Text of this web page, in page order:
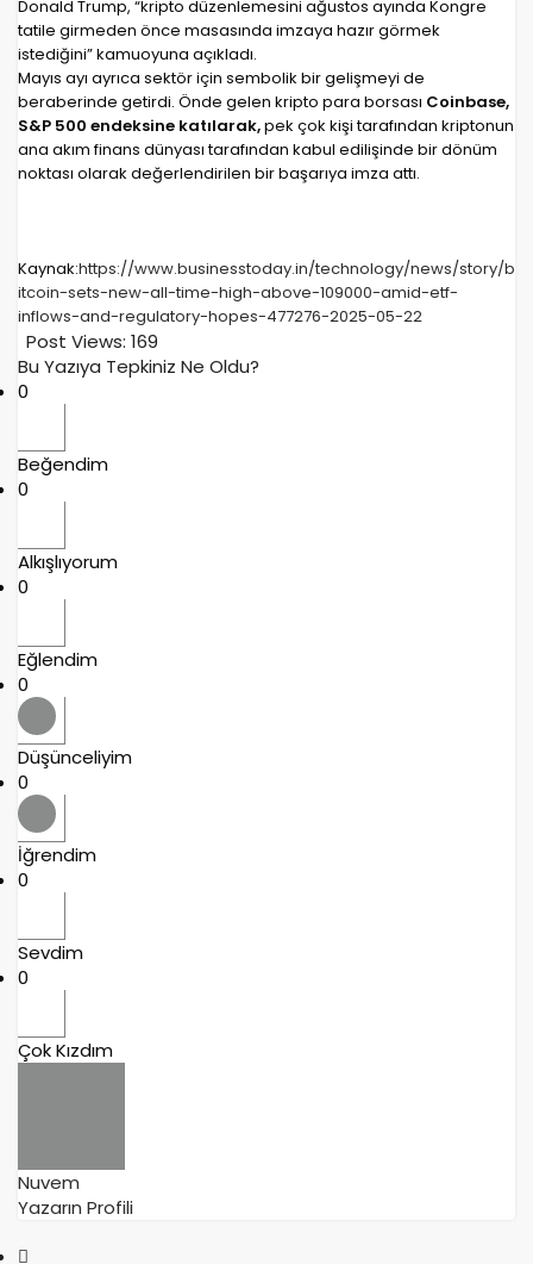
Donald Trump, “kripto düzenlemesini ağustos ayında Kongre
tatile girmeden önce masasında imzaya hazır görmek
istediğini” kamuoyuna açıkladı.
Mayıs ayı ayrıca sektör için sembolik bir gelişmeyi de
beraberinde getirdi. Önde gelen kripto para borsası Coinbase,
S&P 500 endeksine katılarak,pek çok kişi tarafından kriptonun
ana akım finans dünyası tarafından kabul edilişinde bir dönüm
noktası olarak değerlendirilen bir başarıya imza attı.
Kaynak:https://www.businesstoday.in/technology/news/story/b
itcoin-sets-new-all-time-high-above-109000-amid-etf-
inflows-and-regulatory-hopes-477276-2025-05-22
Post Views: 169
Bu Yazıya Tepkiniz Ne Oldu?
0
Beğendim
0
Alkışlıyorum
0
Eğlendim
0
Düşünceliyim
0
İğrendim
0
Sevdim
0
Çok Kızdım
Nuvem
Yazarın Profili